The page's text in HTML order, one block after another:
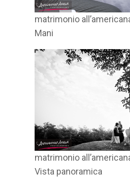
matrimonio
Mani
matrimonio
Vista panoramica